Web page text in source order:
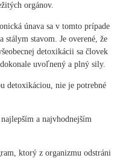
orgánov.
únava sa v tomto prípade
stálym stavom. Je overené, že
detoxikácii sa človek
uvoľnený a plný sily.
detoxikáciou, nie je potrebné
a najvhodnejším
ktorý z organizmu odstráni